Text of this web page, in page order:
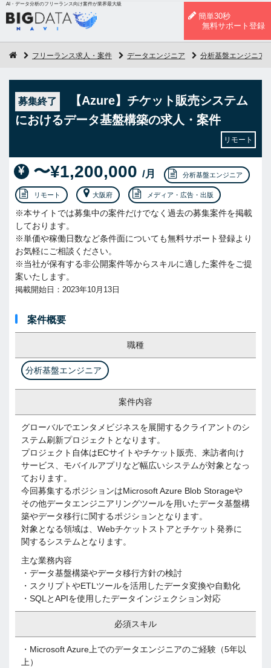
AI・データ分析のフリーランス向け案件が業界最大級
簡単30秒
無料サポート登録
フリーランス求人・案件 データエンジニア 分析基盤エンジニア
募集終了
【Azure】チケット販売システム
におけるデータ基盤構築の求人・案件
リモート
〜¥1,200,000 /月 分析基盤エンジニア
リモート 大阪府 メディア・広告・出版
※本サイトでは募集中の案件だけでなく過去の募集案件を掲載
しております。
※単価や稼働日数など条件面についても無料サポート登録より
お気軽にご相談ください。
※当社が保有する非公開案件等からスキルに適した案件をご提
案いたします。
掲載開始日：2023年10月13日
案件概要
職種
分析基盤エンジニア
案件内容
グローバルでエンタメビジネスを展開するクライアントのシ
ステム刷新プロジェクトとなります。
プロジェクト自体はECサイトやチケット販売、来訪者向け
サービス、モバイルアプリなど幅広いシステムが対象となっ
ております。
今回募集するポジションはMicrosoft Azure Blob Storageや
その他データエンジニアリングツールを用いたデータ基盤構
築やデータ移行に関するポジションとなります。
対象となる領域は、Webチケットストアとチケット発券に
関するシステムとなります。
主な業務内容
・データ基盤構築やデータ移行方針の検討
・スクリプトやETLツールを活用したデータ変換や自動化
・SQLとAPIを使用したデータインジェクション対応
必須スキル
・Microsoft Azure上でのデータエンジニアのご経験（5年以
上）